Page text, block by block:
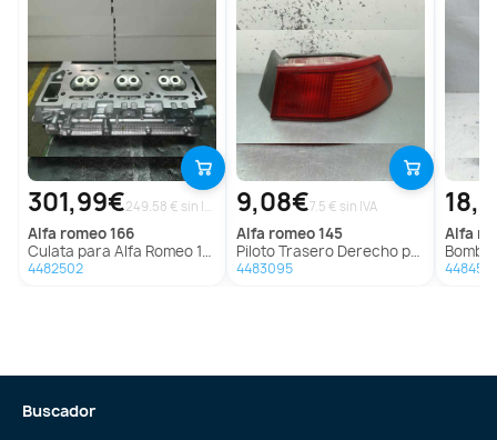
301,99€ 249.58 € sin IVA
alfa romeo166
Culata para Alfa Romeo 166
4482502
9,08€7.5 € sin IVA
alfa romeo145
Piloto Trasero Derecho para Alfa Romeo 145
4483095
alfa
Bomba
4484551
Buscador